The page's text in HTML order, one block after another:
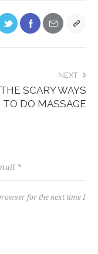
NEXT
SCARY WAYS
TO DO MASSAGE
for the next time I